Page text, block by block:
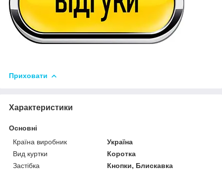
Приховати
Характеристики
Основні
Країна виробник
Україна
Вид куртки
Коротка
Застібка
Кнопки, Блискавка